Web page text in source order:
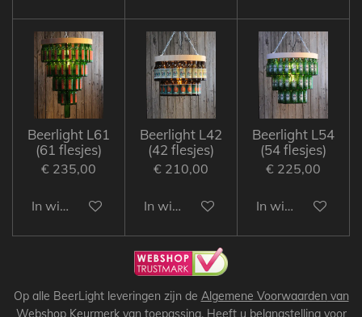
Beerlight L61
(61 flesjes)
€ 235,00
In winkelwagen
Beerlight L42
(42 flesjes)
€ 210,00
In winkelwagen
Beerlight L54
(54 flesjes)
€ 225,00
In winkelwagen
Op alle BeerLight leveringen zijn de Algemene Voorwaarden van